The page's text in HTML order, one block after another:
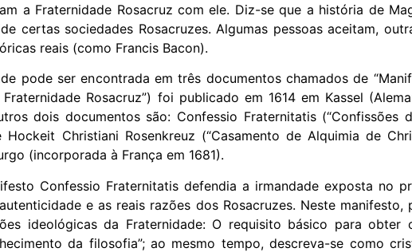
a Fraternidade Rosacruz com ele. Diz-se que a história de
certas sociedades Rosacruzes. Algumas pessoas aceitam,
reais (como Francis Bacon).
pode ser encontrada em três documentos chamados de
Rosacruz”) foi publicado em 1614 em Kassel
dois documentos são: Confessio Fraternitatis (“Confissões
Christiani Rosenkreuz (“Casamento de Alquimia de
(incorporada à França em 1681).
Confessio Fraternitatis defendia a irmandade exposta no
e as reais razões dos Rosacruzes. Neste
ideológicas da Fraternidade: O requisito básico para obter
da filosofia”; ao mesmo tempo, descreva-se como